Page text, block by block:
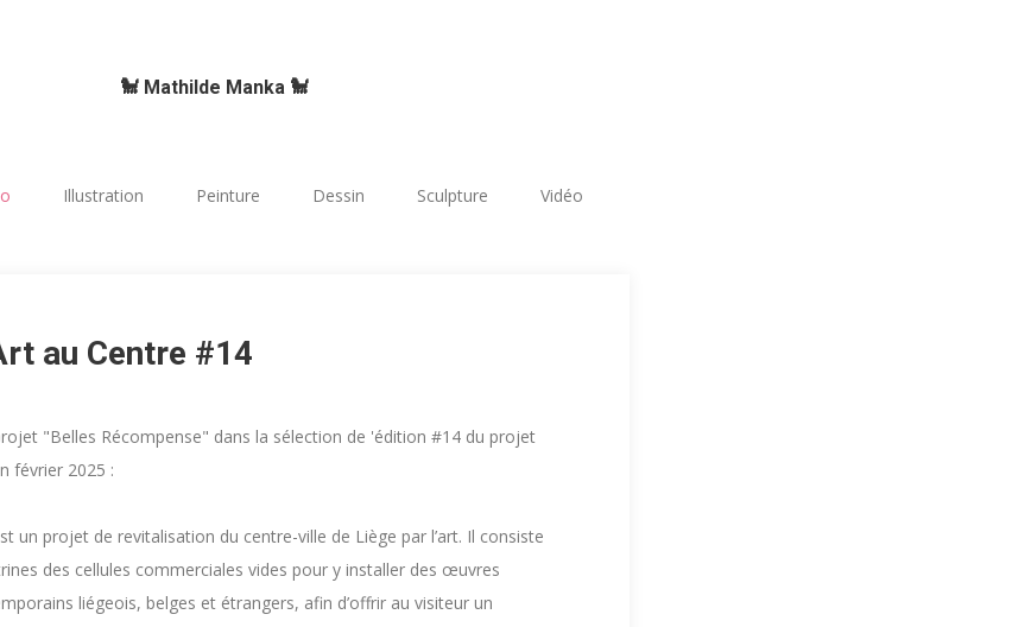
🐩 Mathilde Manka 🐩
Illustration Peinture Dessin Sculpture Vidéo
au Centre #14
"Belles Récompense" dans la sélection de 'édition #14 du projet
février 2025 :
un projet de revitalisation du centre-ville de Liège par l’art. Il consiste
des cellules commerciales vides pour y installer des œuvres
liégeois, belges et étrangers, afin d’offrir au visiteur un